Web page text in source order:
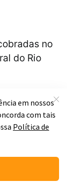
no
do Rio
– Isabela